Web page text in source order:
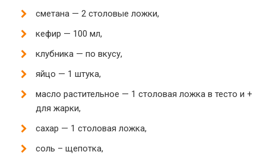
сметана — 2 столовые ложки,
кефир — 100 мл,
клубника — по вкусу,
яйцо — 1 штука,
масло растительное — 1 столовая ложка в тесто и +
для жарки,
сахар — 1 столовая ложка,
соль – щепотка,